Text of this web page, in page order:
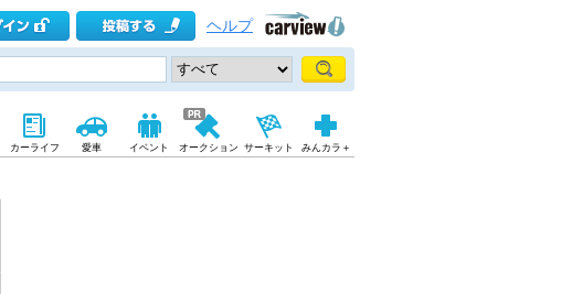
ヘルプ
カーライフ 愛車 イベント オークション サーキット みんカラ＋